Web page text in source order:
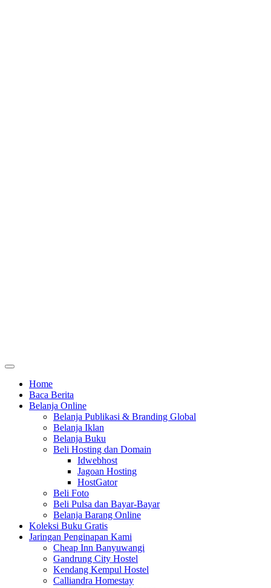
Home
Baca Berita
Belanja Online
Belanja Publikasi & Branding Global
Belanja Iklan
Belanja Buku
Beli Hosting dan Domain
Idwebhost
Jagoan Hosting
HostGator
Beli Foto
Beli Pulsa dan Bayar-Bayar
Belanja Barang Online
Koleksi Buku Gratis
Jaringan Penginapan Kami
Cheap Inn Banyuwangi
Gandrung City Hostel
Kendang Kempul Hostel
Calliandra Homestay